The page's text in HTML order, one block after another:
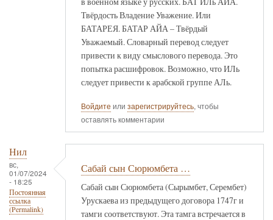
Твёрдость Владение Уважение. Или
БАТАРЕЯ. БАТАР АЙА – Твёрдый
Уважаемый. Словарный перевод следует
привести к виду смыслового перевода. Это
попытка расшифровок. Возможно, что ИЛь
следует привести к арабской группе АЛь.
Войдите или зарегистрируйтесь, чтобы
оставлять комментарии
Нил
вс,
01/07/2024
- 18:25
Постоянная
ссылка
(Permalink)
Сабай сын Сюрюмбета …
Сабай сын Сюрюмбета (Сырымбет, Серембет)
Урускаева из предыдущего договора 1747г и
тамги соответствуют. Эта тамга встречается в